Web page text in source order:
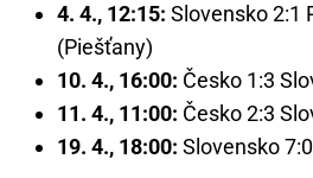
4. 4., 12:15: Slovensko 2:1
(Piešťany)
10. 4., 16:00: Česko 1:3
11. 4., 11:00: Česko 2:3
19. 4., 18:00: Slovensko